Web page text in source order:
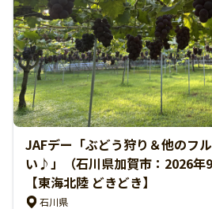
JAFデー「ぶどう狩り＆他のフ
い♪」（石川県加賀市：2026年9
【東海北陸 どきどき】
石川県